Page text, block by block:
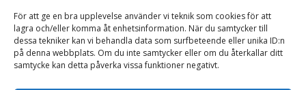
För att ge en bra upplevelse använder vi teknik som cookies för att
lagra och/eller komma åt enhetsinformation. När du samtycker till
dessa tekniker kan vi behandla data som surfbeteende eller unika ID:n
på denna webbplats. Om du inte samtycker eller om du återkallar ditt
samtycke kan detta påverka vissa funktioner negativt.
– 5 kg 60 – 100 g 5 – 10 kg 160 – 170 g 10 – 15 kg 170 –
230 g 15 – 20 kg 230 – 285 g 20 – 25 kg 285 – 335 g 25 –
30 kg 335 – 385 g 30 – 35 kg 385 – 430 g 35 – 40 kg 430 –
475 g 40 – 50 kg 475 – 565 g 50 – 60 kg 565 – 645 g 60 –